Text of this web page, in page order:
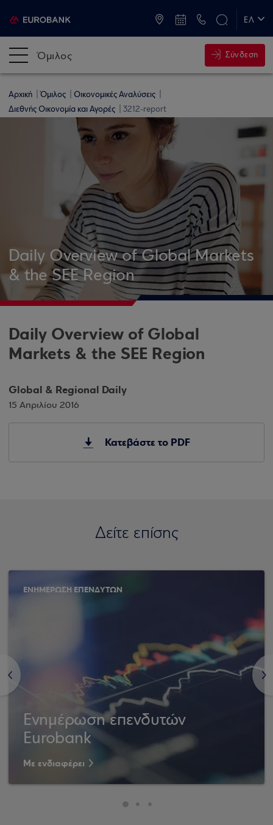
ΕΛ
Όμιλος Σύνδεση
Αρχική Όμιλος
Οικονομικές Αναλύσεις
Διεθνής Οικονομία και Αγορές
3212-report
Daily Overview of Global Markets
& the SEE Region
Daily Overview of Global
Markets & the SEE Region
Global & Regional Daily
15 Απριλίου 2016
Κατεβάστε το PDF
Δείτε επίσης
<
ΕΝΗΜΕΡΩΣΗ ΕΠΕΝΔΥΤΩΝ
Ενημέρωση επενδυτών
Eurobank
Με ενδιαφέρει
>